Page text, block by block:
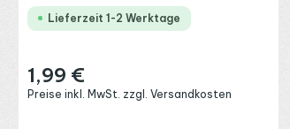
Lieferzeit 1-2 Werktage
Regulärer Preis:
1,99 €
Preise inkl. MwSt. zzgl. Versandkosten